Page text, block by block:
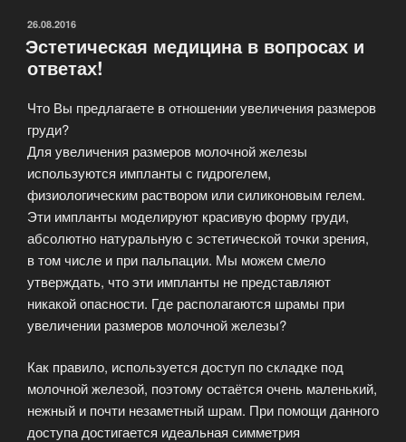
ОПУБЛИКОВАНО
26.08.2016
Эстетическая медицина в вопросах и
ответах!
Что Вы предлагаете в отношении увеличения размеров
груди?
Для увеличения размеров молочной железы
используются импланты с гидрогелем,
физиологическим раствором или силиконовым гелем.
Эти импланты моделируют красивую форму груди,
абсолютно натуральную с эстетической точки зрения,
в том числе и при пальпации. Мы можем смело
утверждать, что эти импланты не представляют
никакой опасности. Где располагаются шрамы при
увеличении размеров молочной железы?
Как правило, используется доступ по складке под
молочной железой, поэтому остаётся очень маленький,
нежный и почти незаметный шрам. При помощи данного
доступа достигается идеальная симметрия